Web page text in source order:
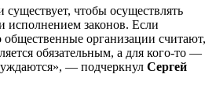
существует, чтобы осуществлять
исполнением законов. Если
организации считают,
обязательным, а для кого-то —
— подчеркнул Сергей